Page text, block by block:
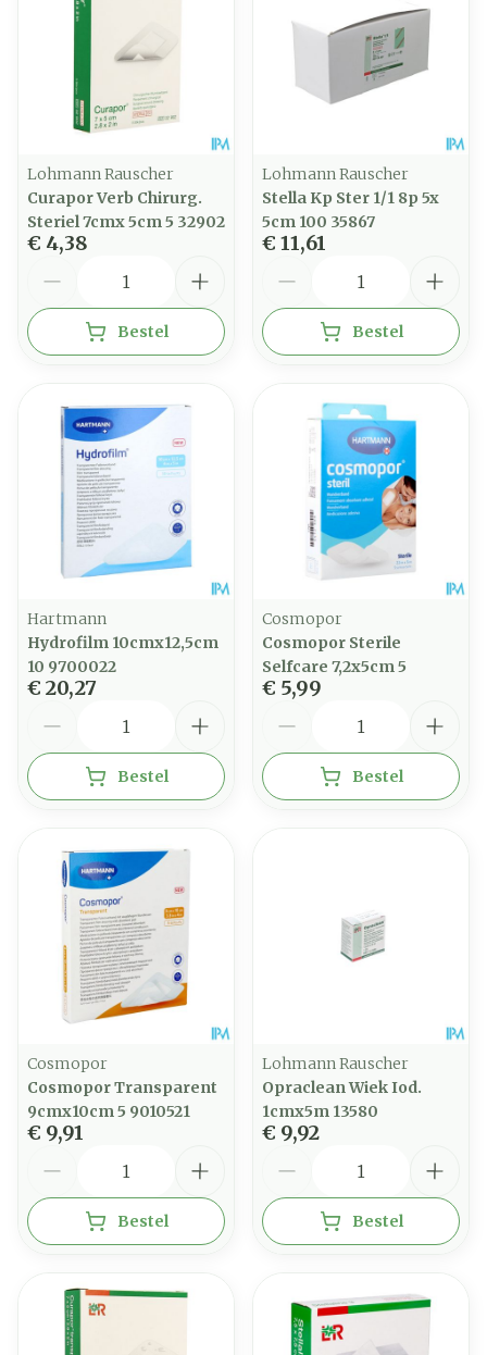
Lohmann Rauscher
Curapor Verb Chirurg.
Steriel 7cmx 5cm 5 32902
€ 4,38
Bestel
Lohmann Rauscher
Stella Kp Ster 1/1 8p 5x
5cm 100 35867
€ 11,61
Bestel
Hartmann
Hydrofilm 10cmx12,5cm
10 9700022
€ 20,27
Bestel
Cosmopor
Cosmopor Sterile
Selfcare 7,2x5cm 5
€ 5,99
Bestel
Cosmopor
Cosmopor Transparent
9cmx10cm 5 9010521
€ 9,91
Bestel
Lohmann Rauscher
Opraclean Wiek Iod.
1cmx5m 13580
€ 9,92
Bestel